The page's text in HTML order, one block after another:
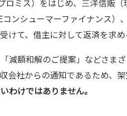
ミス）をはじめ、三洋信販（
ンシューマーファイナンス）
て、借主に対して返済を求め
減額和解のご提案」などさま
会社からの通知であるため、架
わけではありません。